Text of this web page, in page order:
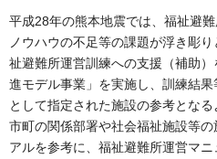
平成28年の熊本地震では、福祉避
ノウハウの不足等の課題が浮き彫
祉避難所運営訓練への支援（補助
進モデル事業」を実施し、訓練結
として指定された施設の参考となる
市町の関係部署や社会福祉施設等
アルを参考に、福祉避難所運営マ